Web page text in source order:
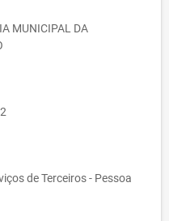
MUNICIPAL DA
de Terceiros - Pessoa